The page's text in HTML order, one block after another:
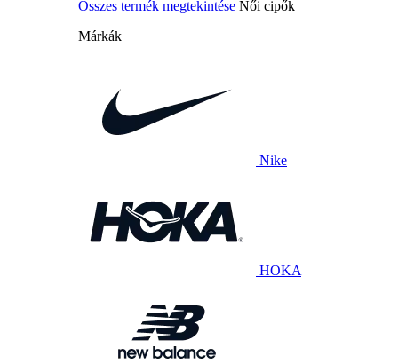
Összes termék megtekintése Női cipők
Márkák
Nike
HOKA